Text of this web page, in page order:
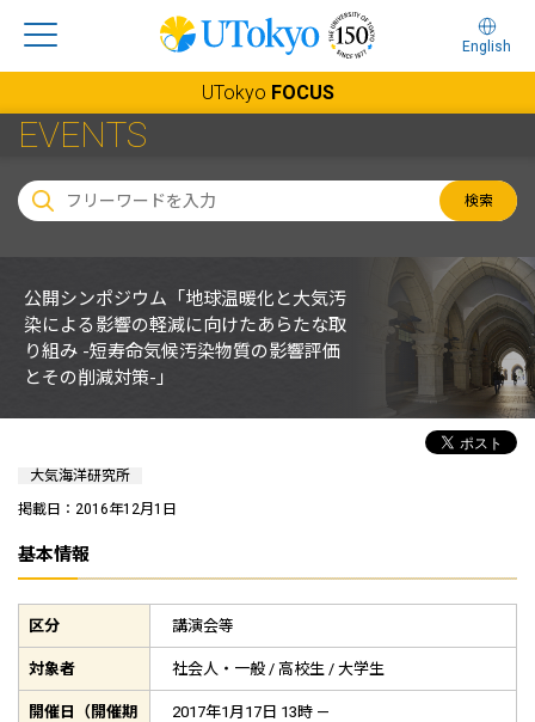
English
UTokyo FOCUS
EVENTS
検索
公開シンポジウム「地球温暖化と大気汚
染による影響の軽減に向けたあらたな取
り組み -短寿命気候汚染物質の影響評価
とその削減対策-」
大気海洋研究所
掲載日：2016年12月1日
基本情報
区分 講演会等
対象者 社会人・一般 / 高校生 / 大学生
開催日（開催期
2017年1月17日 13時 —